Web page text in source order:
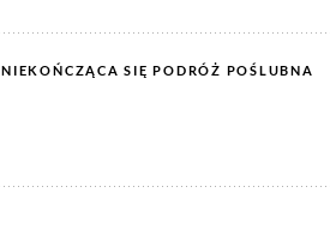
NIEKOŃCZĄCA SIĘ PODRÓŻ POŚLUBNA